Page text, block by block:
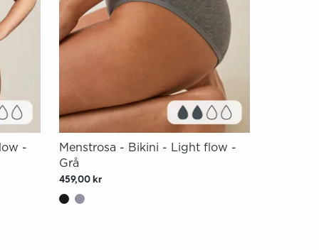
-
Menstrosa - Bikini - Light flow -
Grå
459,00 kr